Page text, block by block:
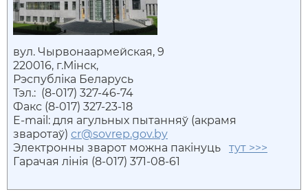
вул. Чырвонаармейская, 9
220016, г.Мінск,
Рэспубліка Беларусь
Тэл.: (8-017) 327-46-74
Факс (8-017) 327-23-18
E-mail: для агульных пытанняў (акрамя
зваротаў) cr@sovrep.gov.by
Электронны зварот можна пакінуць тут >>>
Гарачая лінія (8-017) 371-08-61